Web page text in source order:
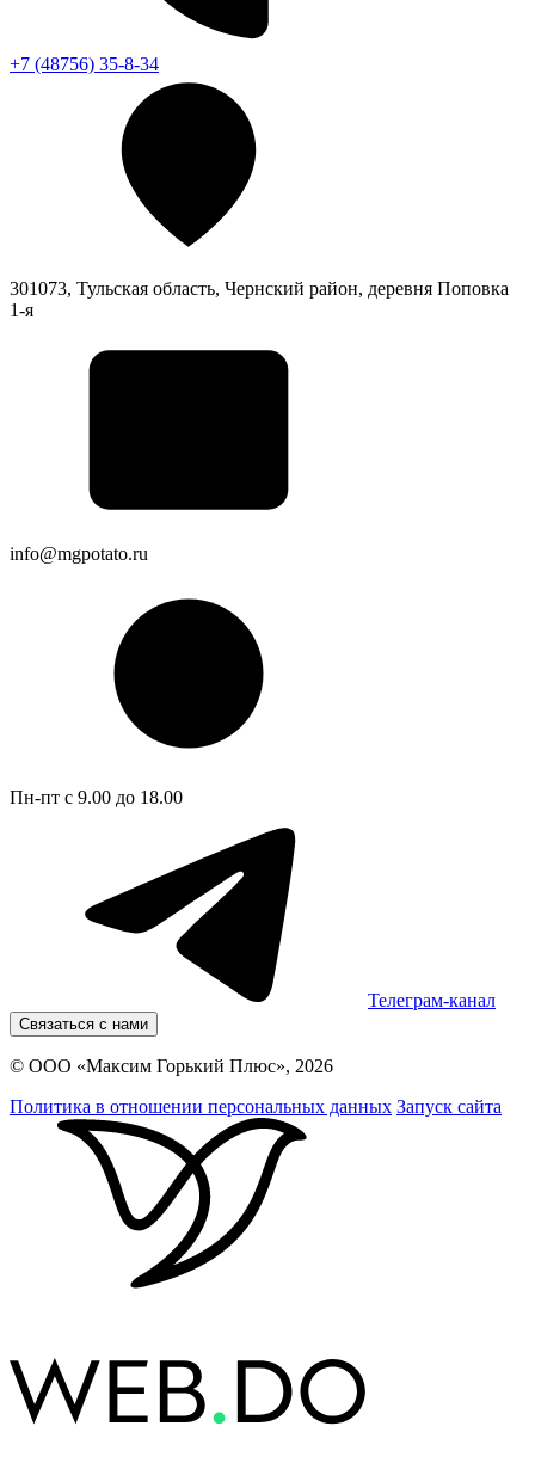
+7 (48756) 35-8-34
301073, Тульская область, Чернский район, деревня Поповка
1-я
info@mgpotato.ru
Пн-пт с 9.00 до 18.00
Телеграм-канал
Связаться с нами
© ООО «Максим Горький Плюс», 2026
Политика в отношении персональных данных Запуск сайта